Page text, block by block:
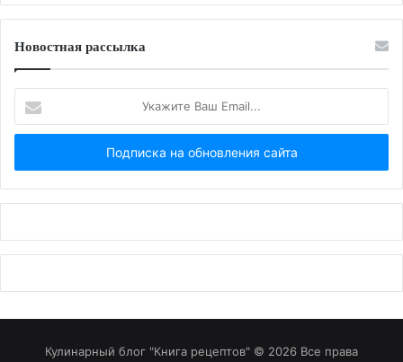
Новостная рассылка
Ваш
Email...
Кулинарный блог "Книга рецептов" © 2026 Все права